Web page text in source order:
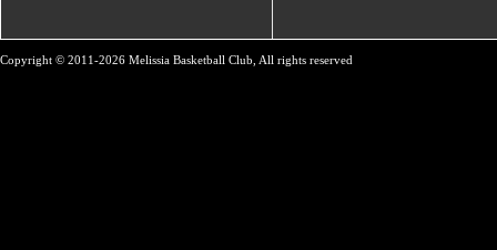
Copyright © 2011-2026 Melissia Basketball Club, All rights reserved